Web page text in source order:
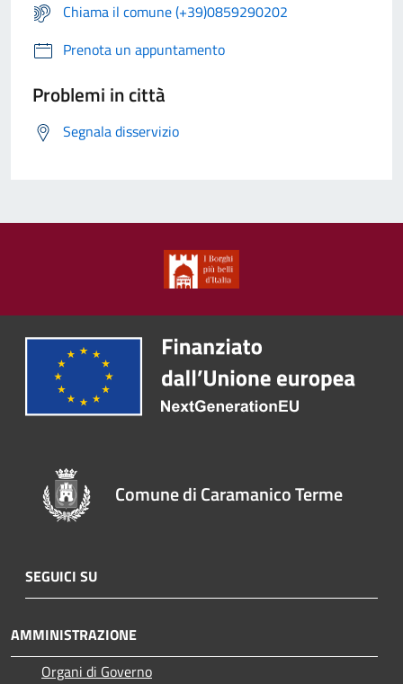
Chiama il comune (+39)0859290202
Prenota un appuntamento
Problemi in città
Segnala disservizio
Comune di Caramanico Terme
SEGUICI SU
AMMINISTRAZIONE
Organi di Governo